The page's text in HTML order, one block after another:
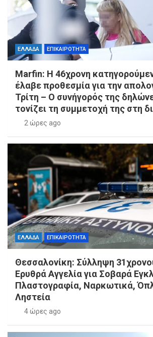
ΕΛΛΑΔΑ ΕΠΙΚΑΙΡΟΤΗΤΑ
Marfin: Η 46χρονη
έλαβε προθεσμία για την
Τρίτη – Ο συνήγορός της
τονίζει τη συμμετοχή της στη
2 ώρες ago
ΕΛΛΑΔΑ ΕΠΙΚΑΙΡΟΤΗΤΑ
Θεσσαλονίκη: Σύλληψη
Ερυθρά Αγγελία για Σοβαρά
Πλαστογραφία, Ναρκωτικά,
Ληστεία
4 ώρες ago